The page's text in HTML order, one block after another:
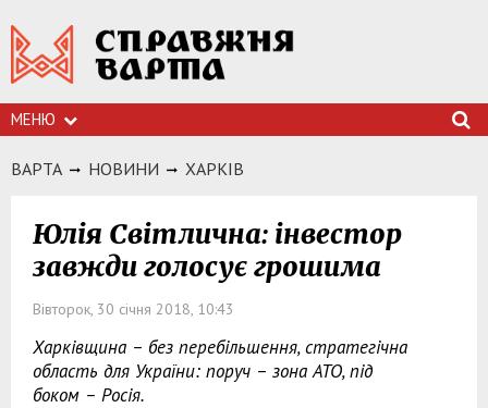
МЕНЮ
ВАРТА НОВИНИ ХАРКIВ
Юлія Світлична: інвестор
завжди голосує грошима
Вівторок, 30 січня 2018, 10:43
Харківщина – без перебільшення, стратегічна
область для України: поруч – зона АТО, під
боком – Росія.